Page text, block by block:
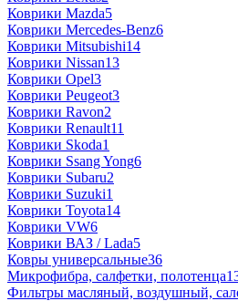
Коврики Mazda5
Коврики Mercedes-Benz6
Коврики Mitsubishi14
Коврики Nissan13
Коврики Opel3
Коврики Peugeot3
Коврики Ravon2
Коврики Renault11
Коврики Skoda1
Коврики Ssang Yong6
Коврики Subaru2
Коврики Suzuki1
Коврики Toyota14
Коврики VW6
Коврики ВАЗ / Lada5
Ковры универсальные36
Микрофибра, салфетки, полотенца
Фильтры масляный, воздушный,